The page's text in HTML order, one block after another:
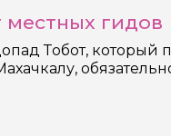
местных гидов
Тобот, который